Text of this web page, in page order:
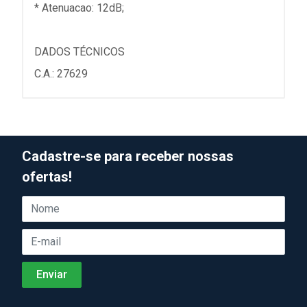
* Atenuacao: 12dB;
DADOS TÉCNICOS
C.A.: 27629
Cadastre-se para receber nossas
ofertas!